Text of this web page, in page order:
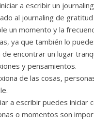
a escribir un
al journaling de
un momento y la
ya que también lo
de encontrar un lugar
y pensamientos.
de las cosas,
a escribir puedes iniciar
o momentos son